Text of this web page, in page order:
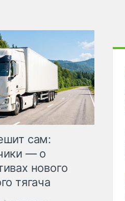
сам:
— о
нового
тягача